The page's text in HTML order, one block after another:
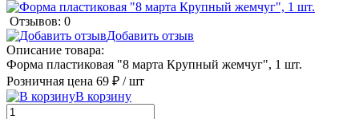
Отзывов: 0
Добавить отзыв
Описание товара:
Форма пластиковая "8 марта Крупный жемчуг", 1 шт.
Розничная цена 69 ₽ / шт
В корзину